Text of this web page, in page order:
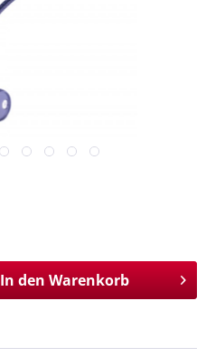
In den Warenkorb